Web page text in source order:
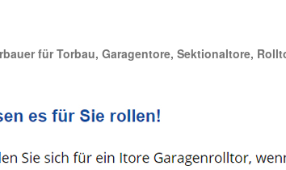
für Torbau, Garagentore, Sektionaltore,